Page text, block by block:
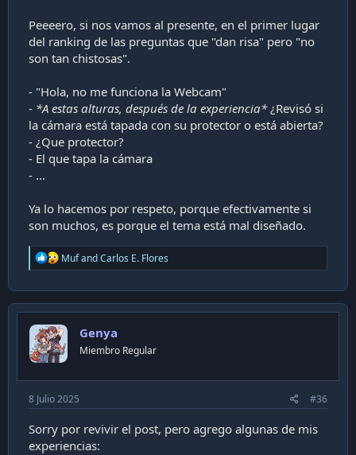
Peeeero, si nos vamos al presente, en el primer lugar
del ranking de las preguntas que "dan risa" pero "no
son tan chistosas".
- "Hola, no me funciona la Webcam"
- *A estas alturas, después de la experiencia*¿Revisó si
la cámara está tapada con su protector o está abierta?
- ¿Que protector?
- El que tapa la cámara
- ...
Ya lo hacemos por respeto, porque efectivamente si
son muchos, es porque el tema está mal diseñado.
R
e
c
t
o
n
s
MufandCarlos E. Flores
Genya
Miembro Regular
8 Julio 2025 #36
Sorry por revivir el post, pero agrego algunas de mis
experiencias: